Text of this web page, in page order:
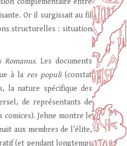
Or il surgissait au fil
structurelles : situation
Romanus. Les documents
à lares populi(constat
la nature spécifique des
de représentants de
Jehne montre le
aux membres de l’élite,
(et pendant longtemps